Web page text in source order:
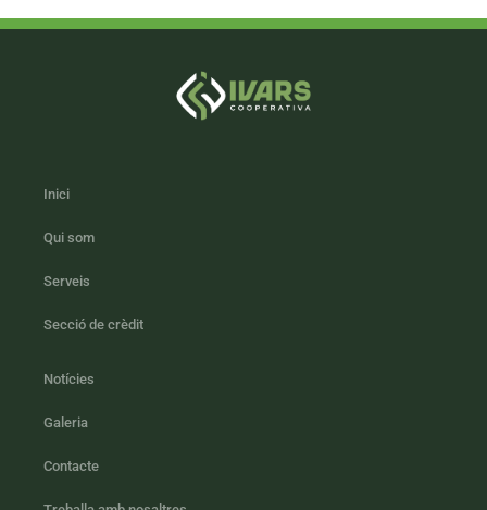
Inici
Qui som
Serveis
Secció de crèdit
Notícies
Galeria
Contacte